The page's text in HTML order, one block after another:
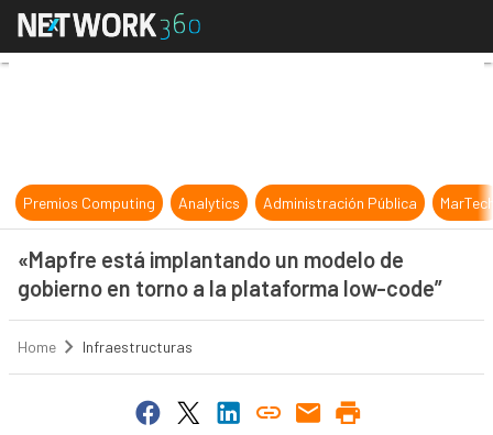
«Mapfre está implantando un
Premios Computing Analytics Administración Pública
«Mapfre está implantando un modelo de
gobierno en torno a la plataforma low-code”
Home Infraestructuras